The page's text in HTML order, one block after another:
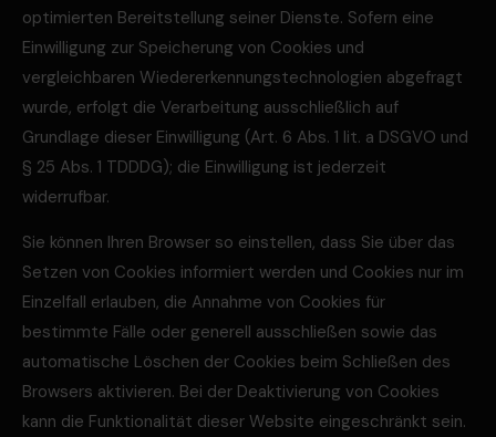
optimierten Bereitstellung seiner Dienste. Sofern eine
Einwilligung zur Speicherung von Cookies und
vergleichbaren Wiedererkennungstechnologien abgefragt
wurde, erfolgt die Verarbeitung ausschließlich auf
Grundlage dieser Einwilligung (Art. 6 Abs. 1 lit. a DSGVO und
§ 25 Abs. 1 TDDDG); die Einwilligung ist jederzeit
widerrufbar.
Sie können Ihren Browser so einstellen, dass Sie über das
Setzen von Cookies informiert werden und Cookies nur im
Einzelfall erlauben, die Annahme von Cookies für
bestimmte Fälle oder generell ausschließen sowie das
automatische Löschen der Cookies beim Schließen des
Browsers aktivieren. Bei der Deaktivierung von Cookies
kann die Funktionalität dieser Website eingeschränkt sein.